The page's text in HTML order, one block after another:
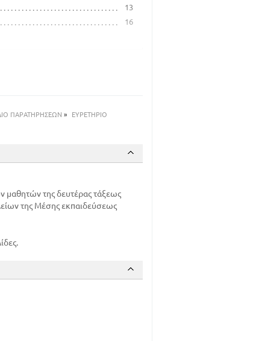
13
16
ΠΑΡΑΤΗΡΗΣΕΩΝ »
ΕΥΡΕΤΗΡΙΟ
μαθητών της δευτέρας τάξεως
της Μέσης εκπαιδεύσεως